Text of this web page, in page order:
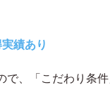
績あり
、「こだわり条件